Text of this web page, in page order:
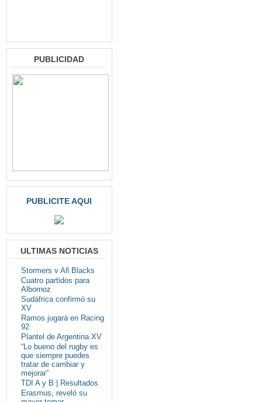
PUBLICIDAD
PUBLICITE AQUI
ULTIMAS NOTICIAS
Stormers v All Blacks
Cuatro partidos para
Albornoz
Sudáfrica confirmó su
XV
Ramos jugará en Racing
92
Plantel de Argentina XV
“Lo bueno del rugby es
que siempre puedes
tratar de cambiar y
mejorar”
TDI A y B | Resultados
Erasmus, reveló su